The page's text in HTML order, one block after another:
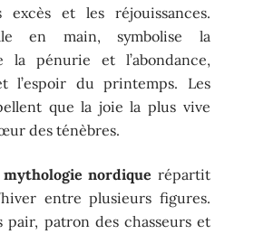
excès et les réjouissances.
en main, symbolise la
la pénurie et l’abondance,
du printemps. Les
que la joie la plus vive
des ténèbres.
mythologie nordique répartit
entre plusieurs figures.
pair, patron des chasseurs et